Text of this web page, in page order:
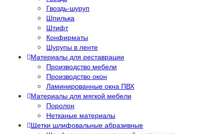
Гвоздь-шуруп
Шпилька
Штифт
Конфирматы
Шурупы в ленте
Материалы для реставрации
Производство мебели
Производство окон
Ламинированные окна ПВХ
Материалы для мягкой мебели
Поролон
Нетканые материалы
Щетки шлифовальные абразивные